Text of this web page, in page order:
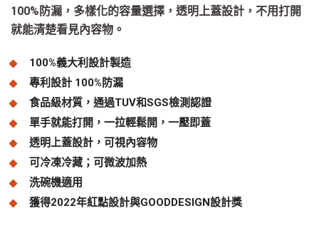
100%防漏，多樣化的容量選擇，透明上蓋設計，不用打開
就能清楚看見內容物。
100%義大利設計製造
專利設計 100%防漏
食品級材質，通過TUV和SGS檢測認證
單手就能打開，一拉輕鬆開，一壓即蓋
透明上蓋設計，可視內容物
可冷凍冷藏；可微波加熱
洗碗機適用
獲得2022年紅點設計與GOODDESIGN設計獎